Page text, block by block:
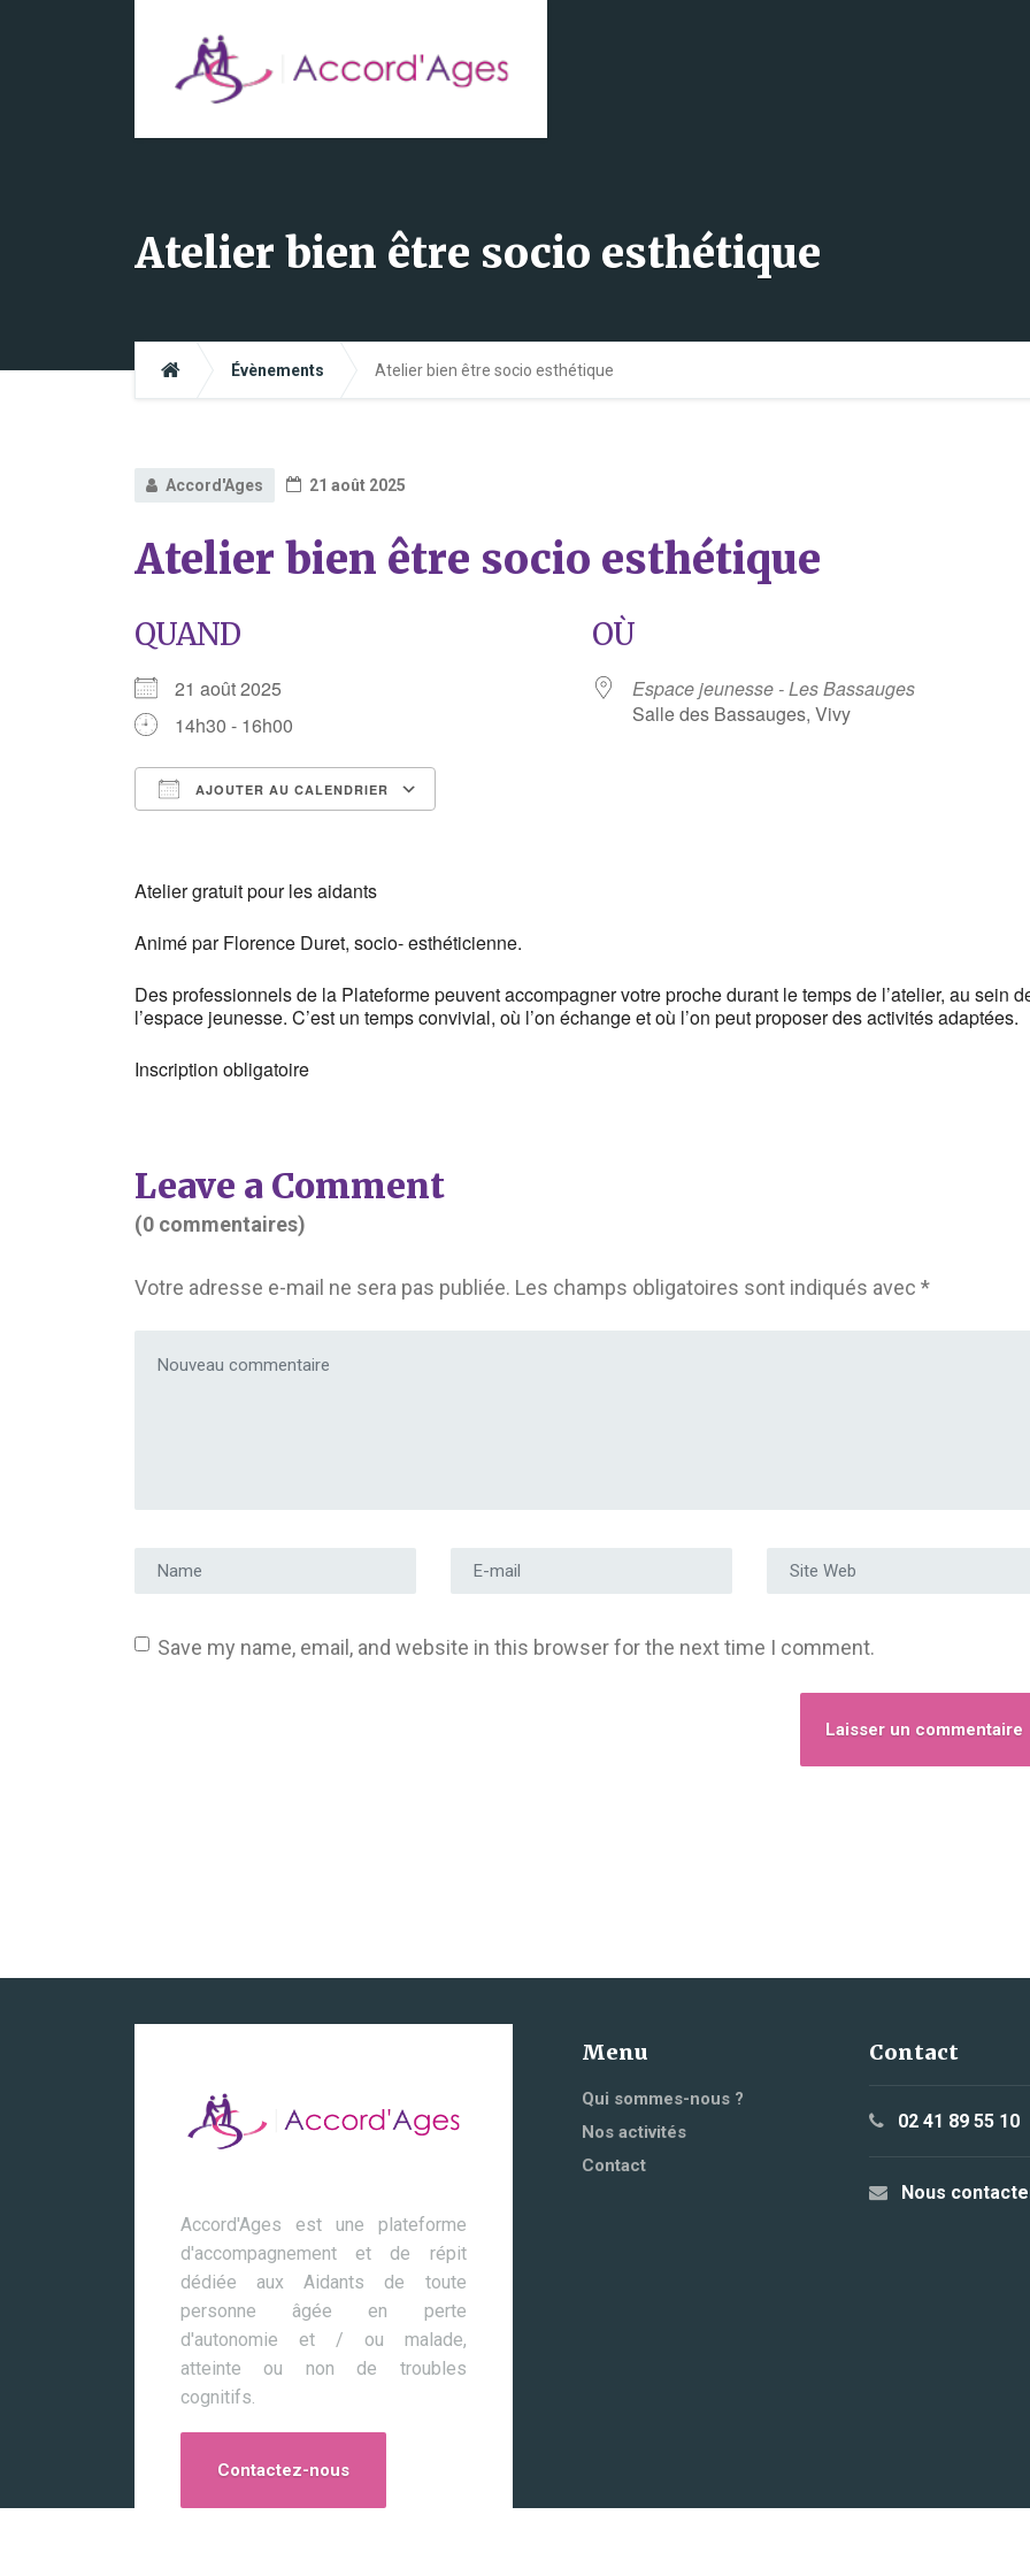
Atelier bien être socio esthétique
Évènements Atelier bien être socio esthétique
Accord'Ages 21 août 2025
Atelier bien être socio esthétique
QUAND
21 août 2025
14h30 - 16h00
AJOUTER AU CALENDRIER
OÙ
Espace jeunesse - Les Bassauges
Salle des Bassauges, Vivy
Atelier gratuit pour les aidants
Animé par Florence Duret, socio- esthéticienne.
Des professionnels de la Plateforme peuvent accompagner votre proche durant le temps de l’atelier, au sein
l’espace jeunesse. C’est un temps convivial, où l’on échange et où l’on peut proposer des activités adaptées.
Inscription obligatoire
Leave a Comment
(0 commentaires)
Votre adresse e-mail ne sera pas publiée. Les champs obligatoires sont indiqués avec *
Prénom et nom Adresse e-mail Site Web
Save my name, email, and website in this browser for the next time I comment.
Accord'Ages est une plateforme
d'accompagnement et de répit
dédiée aux Aidants de toute
personne âgée en perte
d'autonomie et / ou malade,
atteinte ou non de troubles
cognitifs.
Contactez-nous
Menu
Qui sommes-nous ?
Nos activités
Contact
Contact
02 41 89 55 10
Nous